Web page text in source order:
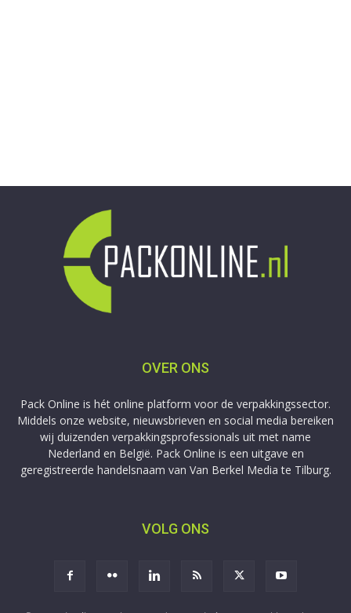
OVER ONS
Pack Online is hét online platform voor de verpakkingssector.
Middels onze website, nieuwsbrieven en social media bereiken
wij duizenden verpakkingsprofessionals uit met name
Nederland en België. Pack Online is een uitgave en
geregistreerde handelsnaam van Van Berkel Media te Tilburg.
VOLG ONS